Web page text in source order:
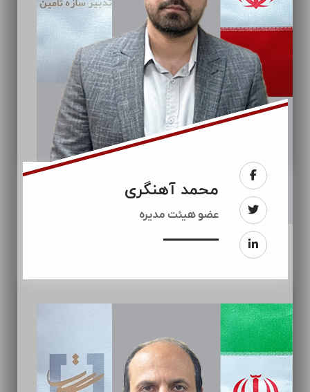
محمد آهنگری
عضو هیئت مدیره